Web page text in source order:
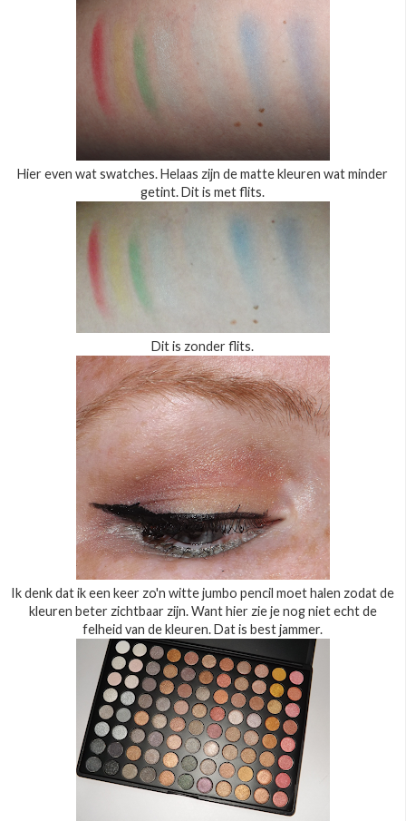
Hier even wat swatches. Helaas zijn de matte kleuren wat minder
getint. Dit is met flits.
Dit is zonder flits.
Ik denk dat ik een keer zo'n witte jumbo pencil moet halen zodat de
kleuren beter zichtbaar zijn. Want hier zie je nog niet echt de
felheid van de kleuren. Dat is best jammer.